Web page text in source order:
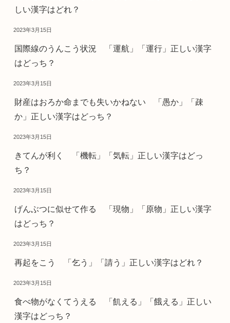
しい漢字はどれ？
2023年3月15日
国際線のうんこう状況 「運航」「運行」正しい漢字
はどっち？
2023年3月15日
財産はおろか命までも失いかねない 「愚か」「疎
か」正しい漢字はどっち？
2023年3月15日
きてんが利く 「機転」「気転」正しい漢字はどっ
ち？
2023年3月15日
げんぶつに似せて作る 「現物」「原物」正しい漢字
はどっち？
2023年3月15日
再起をこう 「乞う」「請う」正しい漢字はどれ？
2023年3月15日
食べ物がなくてうえる 「飢える」「餓える」正しい
漢字はどっち？